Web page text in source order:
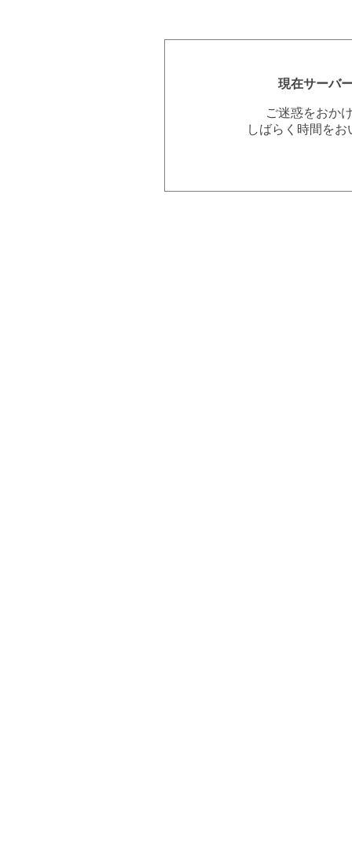
現在サーバ
ご迷惑をおか
しばらく時間を